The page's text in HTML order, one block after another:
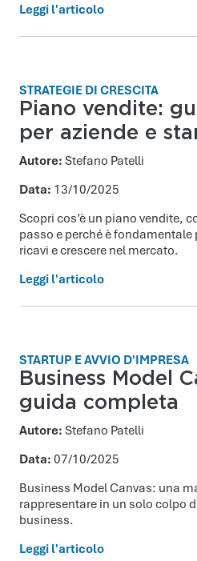
Leggi l'articolo
STRATEGIE DI CRESCITA
Piano vendite:
per aziende e
Autore: Stefano Patelli
Data: 13/10/2025
Scopri cos’è un piano vendite,
passo e perché è
ricavi e crescere nel mercato.
Leggi l'articolo
STARTUP E AVVIO D'IMPRESA
Business Model
guida completa
Autore: Stefano Patelli
Data: 07/10/2025
Business Model Canvas: una
rappresentare in un solo colpo
business.
Leggi l'articolo